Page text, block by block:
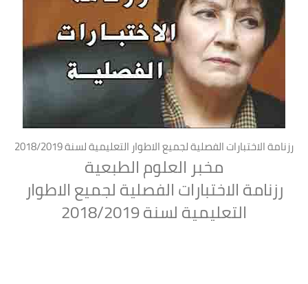
رزنامة الاختبارات الفصلية لجميع الاطوار التعليمية لسنة 2018/2019
مخبر العلوم الطبعية
رزنامة الاختبارات الفصلية لجميع الاطوار
التعليمية لسنة 2018/2019